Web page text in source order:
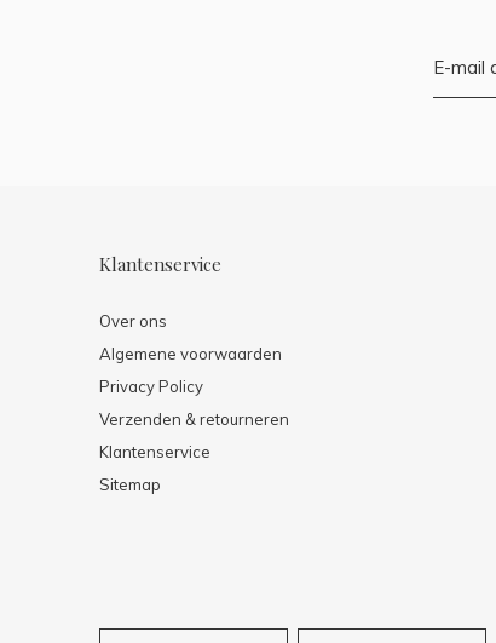
Klantenservice
Over ons
Algemene voorwaarden
Privacy Policy
Verzenden & retourneren
Klantenservice
Sitemap